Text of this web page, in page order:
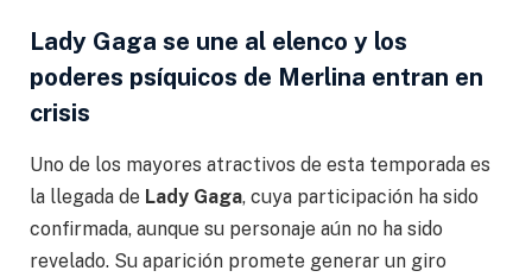
Lady Gaga se une al elenco y los
poderes psíquicos de Merlina entran en
crisis
Uno de los mayores atractivos de esta temporada es
la llegada de Lady Gaga, cuya participación ha sido
confirmada, aunque su personaje aún no ha sido
revelado. Su aparición promete generar un giro